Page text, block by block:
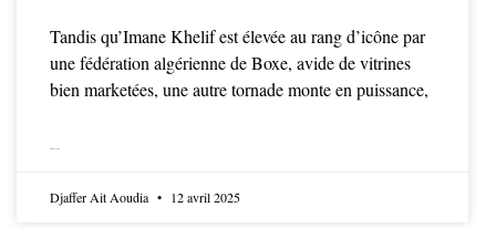
Tandis qu’Imane Khelif est élevée au rang d’icône par
une fédération algérienne de Boxe, avide de vitrines
bien marketées, une autre tornade monte en puissance,
Djaffer Ait Aoudia 12 avril 2025